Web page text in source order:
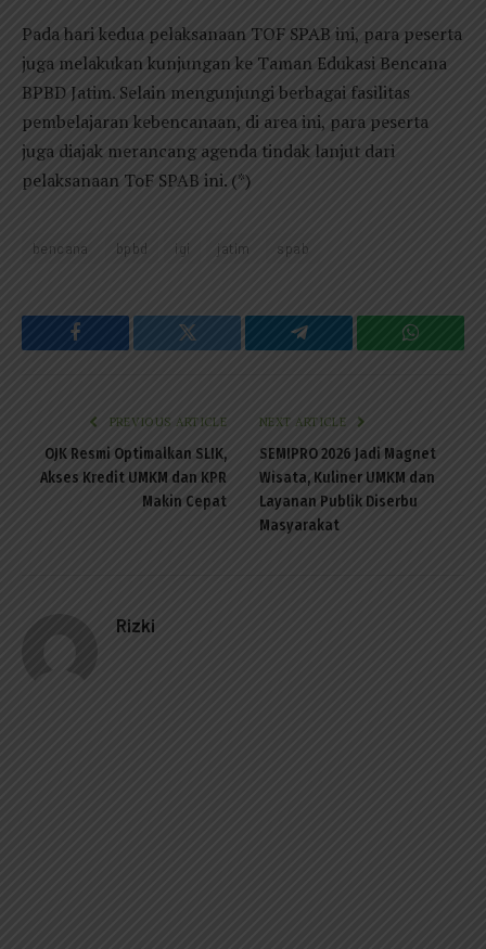
Pada hari kedua pelaksanaan TOF SPAB ini, para peserta
juga melakukan kunjungan ke Taman Edukasi Bencana
BPBD Jatim. Selain mengunjungi berbagai fasilitas
pembelajaran kebencanaan, di area ini, para peserta
juga diajak merancang agenda tindak lanjut dari
pelaksanaan ToF SPAB ini. (*)
bencana bpbd igi jatim spab
Facebook Twitter Telegram
PREVIOUS ARTICLE
OJK Resmi Optimalkan SLIK,
Akses Kredit UMKM dan KPR
Makin Cepat
NEXT ARTICLE
SEMIPRO 2026 Jadi Magnet
Wisata, Kuliner UMKM dan
Layanan Publik Diserbu
Masyarakat
Rizki